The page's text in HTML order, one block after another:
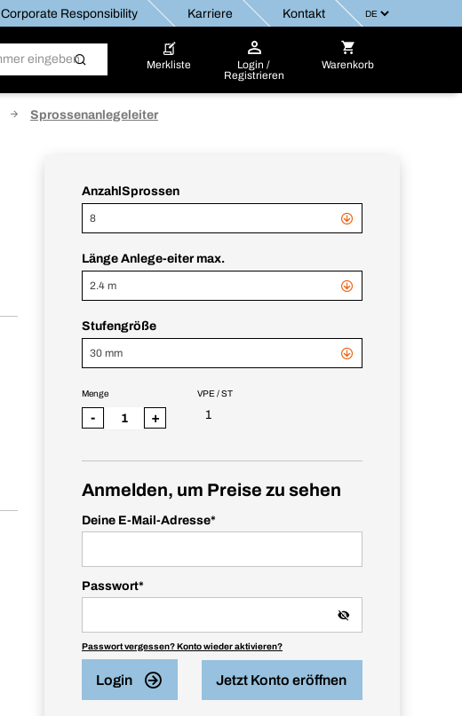
Corporate Responsibility Karriere Kontakt
Merkliste
Login /
Registrieren
Warenkorb
Sprossenanlegeleiter
AnzahlSprossen
8
Länge Anlege-eiter max.
2.4 m
Stufengröße
30 mm
VPE / ST
1
Menge
- +
Anmelden, um Preise zu sehen
Deine E-Mail-Adresse*
Passwort*
Passwort vergessen? Konto wieder aktivieren?
Login Jetzt Konto eröffnen